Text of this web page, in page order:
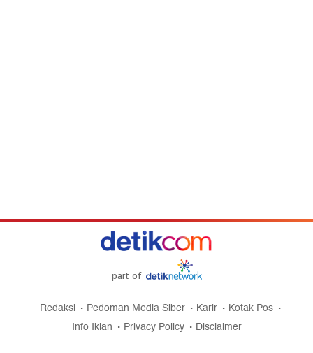
part of
Redaksi Pedoman Media Siber Karir
Kotak Pos
Info Iklan
Privacy Policy Disclaimer